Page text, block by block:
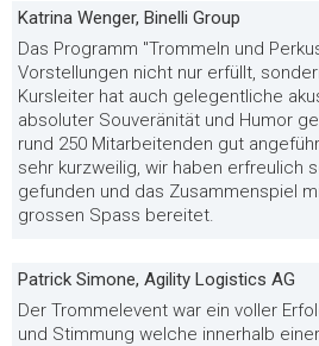
Katrina Wenger, Binelli Group
Das Programm "Trommeln und
Vorstellungen nicht nur erfüllt,
Kursleiter hat auch gelegentliche
absoluter Souveränität und Humor
rund 250 Mitarbeitenden gut
sehr kurzweilig, wir haben erfreulich
gefunden und das Zusammenspiel
grossen Spass bereitet.
Patrick Simone, Agility Logistics AG
Der Trommelevent war ein voller
und Stimmung welche innerhalb